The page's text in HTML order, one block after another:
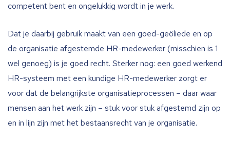
competent bent en ongelukkig wordt in je werk.
Dat je daarbij gebruik maakt van een goed-geöliede en op
de organisatie afgestemde HR-medewerker (misschien is 1
wel genoeg) is je goed recht. Sterker nog: een goed werkend
HR-systeem met een kundige HR-medewerker zorgt er
voor dat de belangrijkste organisatieprocessen – daar waar
mensen aan het werk zijn – stuk voor stuk afgestemd zijn op
en in lijn zijn met het bestaansrecht van je organisatie.